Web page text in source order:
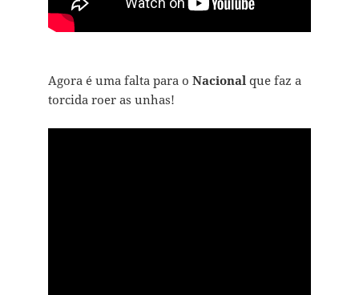
Agora é uma falta para o Nacional que faz a
torcida roer as unhas!